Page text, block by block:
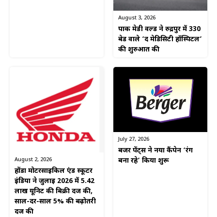
August 3, 2026
पार्क मेडी वर्ल्ड ने रुद्रपुर में 330
बेड वाले ‘द मेडिसिटी हॉस्पिटल’
की शुरुआत की
August 2, 2026
होंडा मोटरसाइकिल एंड स्कूटर
इंडिया ने जुलाई 2026 में 5.42
लाख यूनिट की बिक्री दर्ज की,
साल-दर-साल 5% की बढ़ोतरी
दर्ज की
July 27, 2026
बर्जर पेंट्स ने नया कैंपेन ‘रंग
बना रहे’ किया शुरू